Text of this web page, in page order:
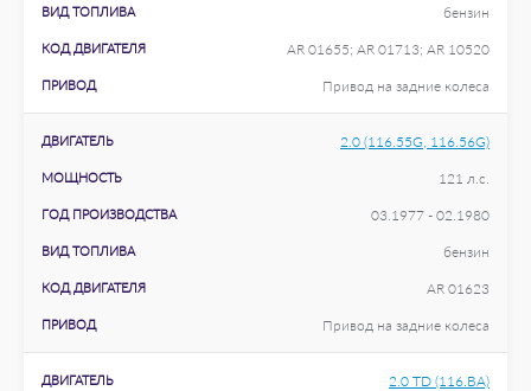
ВИД ТОПЛИВА бензин
КОД ДВИГАТЕЛЯ AR 01655; AR 01713; AR 10520
ПРИВОД Привод на задние колеса
ДВИГАТЕЛЬ 2.0 (116.55G, 116.56G)
МОЩНОСТЬ 121 л.с.
ГОД ПРОИЗВОДСТВА 03.1977 - 02.1980
ВИД ТОПЛИВА бензин
КОД ДВИГАТЕЛЯ AR 01623
ПРИВОД Привод на задние колеса
ДВИГАТЕЛЬ 2.0 TD (116.BA)